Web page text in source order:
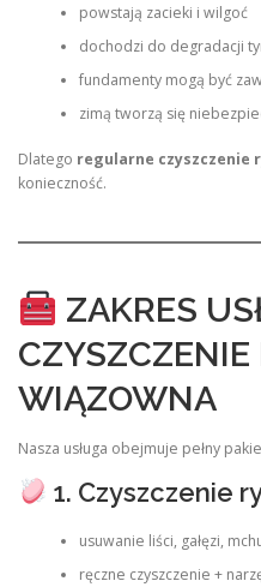
powstają zacieki i wilgoć
dochodzi do degradacji
fundamenty mogą być
zimą tworzą się
Dlatego regularne czyszczenie
konieczność.
ZAKRES
CZYSZCZENIE
WIĄZOWNA
Nasza usługa obejmuje pełny
1. Czyszczenie
usuwanie liści, gałęzi,
ręczne czyszczenie +